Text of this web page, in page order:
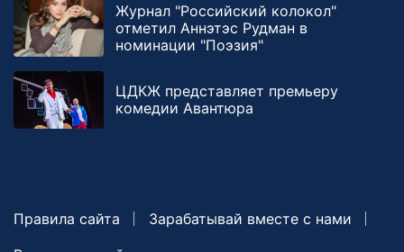
Журнал "Российский колокол"
отметил Аннэтэс Рудман в
номинации "Поэзия"
ЦДКЖ представляет премьеру
комедии Авантюра
Правила сайта
Зарабатывай вместе с нами